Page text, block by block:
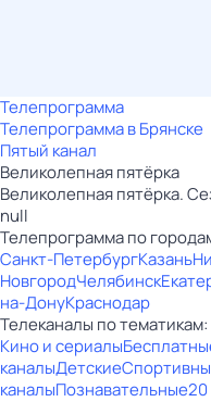
Телепрограмма
Телепрограмма в Брянске
Пятый канал
Великолепная пятёрка
Великолепная пятёрка.
null
Телепрограмма по
Санкт-ПетербургКазань
НовгородЧелябинск
на-ДонуКраснодар
Телеканалы по тематикам:
Кино и сериалы
каналыДетские
каналыПознавательные20